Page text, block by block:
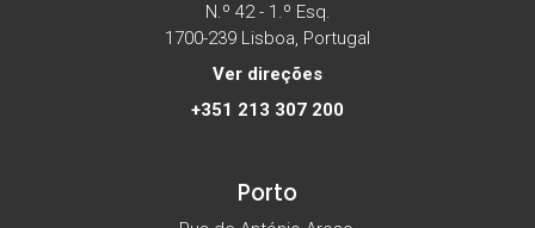
N.º 42 - 1.º Esq.
1700-239 Lisboa, Portugal
Ver direções
+351 213 307 200
Porto